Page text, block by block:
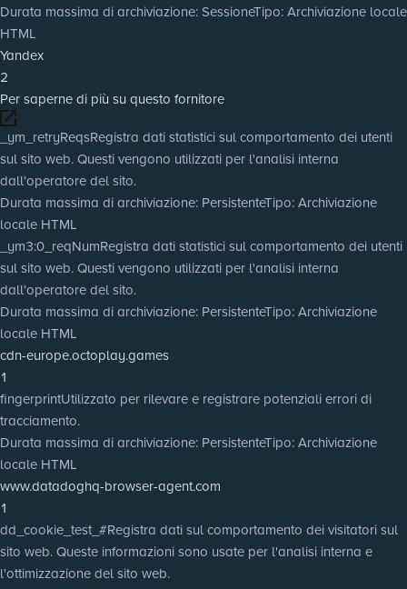
Durata massima di archiviazione: SessioneTipo: Archiviazione locale
HTML
Yandex
2
Per saperne di più su questo fornitore
_ym_retryReqsRegistra dati statistici sul comportamento dei utenti
sul sito web. Questi vengono utilizzati per l'analisi interna
dall'operatore del sito.
Durata massima di archiviazione: PersistenteTipo: Archiviazione
locale HTML
_ym3:0_reqNumRegistra dati statistici sul comportamento dei utenti
sul sito web. Questi vengono utilizzati per l'analisi interna
dall'operatore del sito.
Durata massima di archiviazione: PersistenteTipo: Archiviazione
locale HTML
cdn-europe.octoplay.games
1
fingerprintUtilizzato per rilevare e registrare potenziali errori di
tracciamento.
Durata massima di archiviazione: PersistenteTipo: Archiviazione
locale HTML
www.datadoghq-browser-agent.com
1
dd_cookie_test_#Registra dati sul comportamento dei visitatori sul
sito web. Queste informazioni sono usate per l'analisi interna e
l'ottimizzazione del sito web.